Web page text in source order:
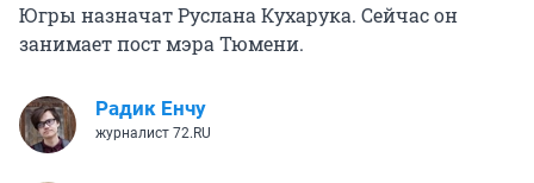
Югры назначат Руслана Кухарука. Сейчас он
занимает пост мэра Тюмени.
Радик Енчу
журналист 72.RU